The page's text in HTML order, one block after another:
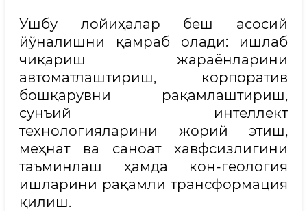
Ушбу лойиҳалар беш асосий
йўналишни қамраб олади: ишлаб
чиқариш жараёнларини
автоматлаштириш, корпоратив
бошқарувни рақамлаштириш,
сунъий интеллект
технологияларини жорий этиш,
меҳнат ва саноат хавфсизлигини
таъминлаш ҳамда кон-геология
ишларини рақамли трансформация
қилиш.